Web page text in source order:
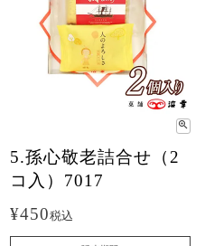
5.孫心敬老詰合せ（2
コ入）7017
¥450税込